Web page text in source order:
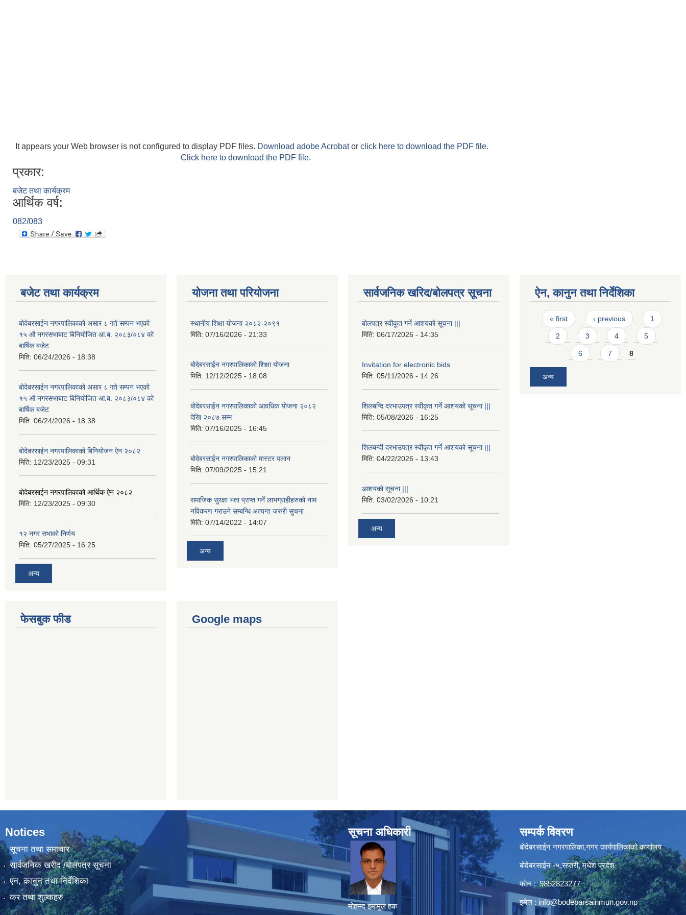
It appears your Web browser is not configured to display PDF files. Download adobe Acrobator click here to download the PDF file.
Click here to download the PDF file.
प्रकार:
बजेट तथा कार्यक्रम
आर्थिक वर्ष:
082/083
बजेट तथा कार्यक्रम
बोदेबरसाईन नगरपालिकाको असार ८ गते सम्पन भएको
१५ ‍‍‍औ नगरसभाबाट बिनियोजित आ.ब. २०८३/०८४ को
बार्षिक बजेट
मिति: 06/24/2026 - 18:38
बोदेबरसाईन नगरपालिकाको असार ८ गते सम्पन भएको
१५ ‍‍‍औ नगरसभाबाट बिनियोजित आ.ब. २०८३/०८४ को
बार्षिक बजेट
मिति: 06/24/2026 - 18:38
बोदेबरसाईन नगरपालिकाको बिनियोजन ऐन २०८२
मिति: 12/23/2025 - 09:31
बोदेबरसाईन नगरपालिकाको आर्थिक ऐन २०८२
मिति: 12/23/2025 - 09:30
१२ नगर सभाको निर्णय
मिति: 05/27/2025 - 16:25
अन्य
योजना तथा परियोजना
स्थानीय शिक्षा योजना २०८२-२०९१
मिति: 07/16/2026 - 21:33
बोदेबरसाईन नगरपालिकाको शिक्षा योजना
मिति: 12/12/2025 - 18:08
बोदेबरसाईन नगरपालिकाको आवधिक योजना २०८२
देखि २०८७ सम्म
मिति: 07/16/2025 - 16:45
बोदेबरसाईन नगरपालिकाको मास्टर पलान
मिति: 07/09/2025 - 15:21
समाजिक सुरक्षा भता प्राप्त गर्ने लाभग्राहीहरुको नाम
नविकरण गराउने सम्बन्धि अत्यन्त जरुरी सुचना
मिति: 07/14/2022 - 14:07
अन्य
सार्वजनिक खरिद/बोलपत्र सूचना
बोलपत्र स्वीकूत गर्ने आशयको सूचना |||
मिति: 06/17/2026 - 14:35
Invitation for electronic bids
मिति: 05/11/2026 - 14:26
शिलबन्दि दरभाउपत्र स्वीकृत गर्ने आशयको सूचना |||
मिति: 05/08/2026 - 16:25
शिलबन्दी दरभाउपत्र स्वीकृत गर्ने आशयको सूचना |||
मिति: 04/22/2026 - 13:43
आशयको सूचना |||
मिति: 03/02/2026 - 10:21
अन्य
ऐन, कानुन तथा निर्देशिका
Pages
« first ‹ previous 1
2 3 4 5
6 7 8
अन्य
फेसबुक फीड Google maps
Notices
सूचना तथा समाचार
सार्वजनिक खरीद /बोलपत्र सूचना
एन, कानुन तथा निर्देशिका
कर तथा शुल्कहरु
सूचना अधिकारी
मोहम्म्द इमामुल हक
सम्पर्क विवरण
बोदेबरसाईन नगरपालिका,नगर कार्यपालिकाको कार्यालय
बोदेबरसाईन -५,सप्तरी, मधेश प्रदेश
फोन : 9852823277
इमेल : info@bodebarsainmun.gov.np